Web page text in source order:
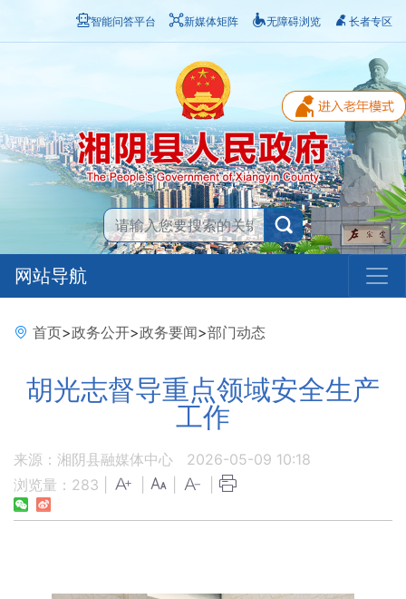
智能问答平台 新媒体矩阵 无障碍浏览 长者专区
网站导航
首页>政务公开>政务要闻>部门动态
胡光志督导重点领域安全生产
工作
来源：湘阴县融媒体中心
2026-05-09 10:18
浏览量： 283